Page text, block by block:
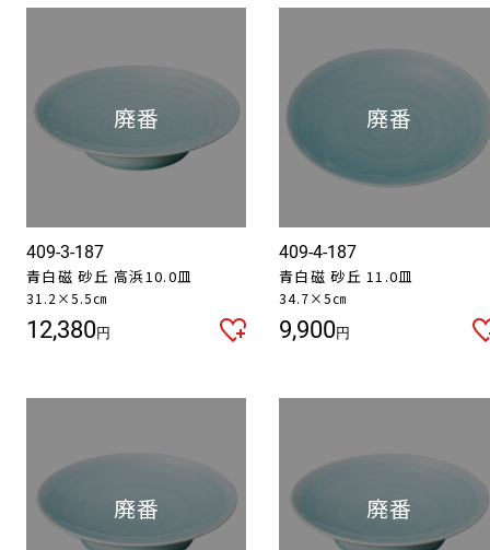
409-3-187
青白磁 砂丘 高浜10.0皿
31.2×5.5㎝
12,380円
409-4-187
青白磁 砂丘 11.0皿
34.7×5㎝
9,900円